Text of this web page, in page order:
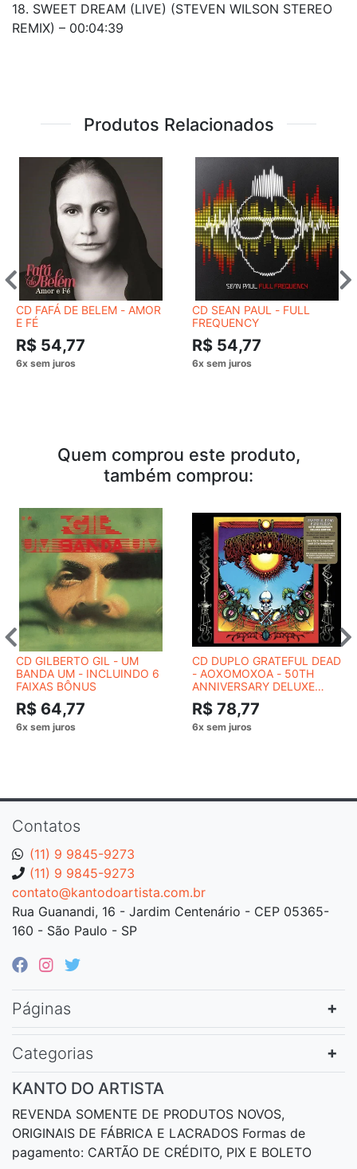
18. SWEET DREAM (LIVE) (STEVEN WILSON STEREO
REMIX) – 00:04:39
Produtos Relacionados
CD FAFÁ DE BELEM - AMOR
E FÉ
R$ 54,77
CD SEAN PAUL - FULL
FREQUENCY
R$ 54,77
Quem comprou este produto,
também comprou:
CD GILBERTO GIL - UM
BANDA UM - INCLUINDO 6
FAIXAS BÔNUS
R$ 64,77
CD DUPLO GRATEFUL DEAD
- AOXOMOXOA - 50TH
ANNIVERSARY DELUXE
EDITION
R$ 78,77
Contatos
(11) 9 9845-9273
(11) 9 9845-9273
contato@kantodoartista.com.br
Rua Guanandi, 16 - Jardim Centenário - CEP 05365-
160 - São Paulo - SP
Páginas
Categorias
KANTO DO ARTISTA
REVENDA SOMENTE DE PRODUTOS NOVOS,
ORIGINAIS DE FÁBRICA E LACRADOS Formas de
pagamento: CARTÃO DE CRÉDITO, PIX E BOLETO